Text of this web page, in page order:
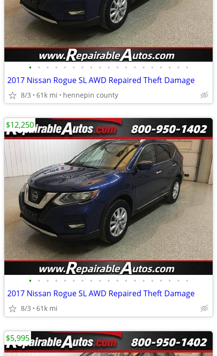
• • • • • • • • • • • • • • • • • • •
2017 Nissan Rogue SL AWD Repaired Theft Damage
8/3 61k mi hennepin county
• • • • • • • • • • • • • • • • • • •
2017 Nissan Rogue SL AWD Repaired Theft Damage
8/3 61k mi
$12,250
$5,995